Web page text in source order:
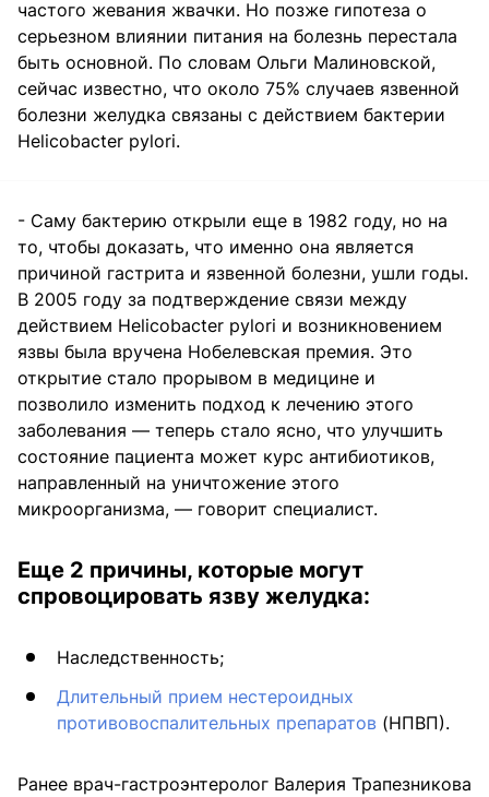
частого жевания жвачки. Но позже гипотеза о
серьезном влиянии питания на болезнь перестала
быть основной. По словам Ольги Малиновской,
сейчас известно, что около 75% случаев язвенной
болезни желудка связаны с действием бактерии
Helicobacter pylori.
- Саму бактерию открыли еще в 1982 году, но на
то, чтобы доказать, что именно она является
причиной гастрита и язвенной болезни, ушли годы.
В 2005 году за подтверждение связи между
действием Helicobacter pylori и возникновением
язвы была вручена Нобелевская премия. Это
открытие стало прорывом в медицине и
позволило изменить подход к лечению этого
заболевания — теперь стало ясно, что улучшить
состояние пациента может курс антибиотиков,
направленный на уничтожение этого
микроорганизма, — говорит специалист.
Еще 2 причины, которые могут
спровоцировать язву желудка:
Наследственность;
Длительный прием нестероидных
противовоспалительных препаратов (НПВП).
Ранее врач-гастроэнтеролог Валерия Трапезникова